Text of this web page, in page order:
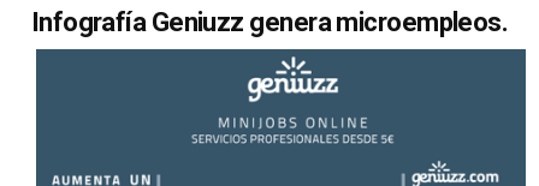
Infografía Geniuzz genera microempleos.